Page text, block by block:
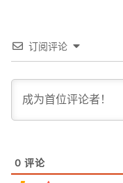
订阅评论
0 评论